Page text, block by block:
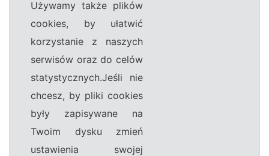
Używamy także plików
cookies, by ułatwić
korzystanie z naszych
serwisów oraz do celów
statystycznych.Jeśli nie
chcesz, by pliki cookies
były zapisywane na
Twoim dysku zmień
ustawienia swojej